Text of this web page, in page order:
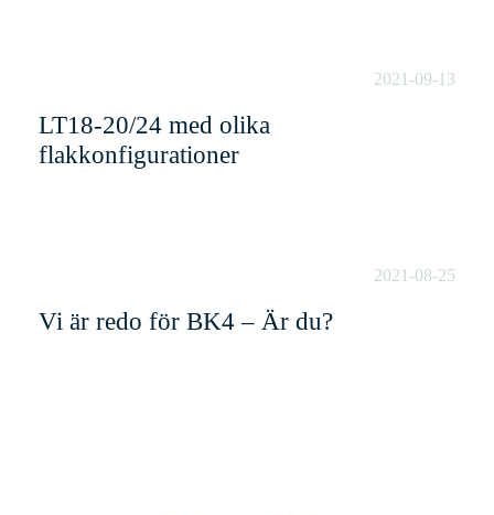
LT18-20/24 med olika
flakkonfigurationer
2021-09-13
Vi är redo för BK4 – Är du?
2021-08-25